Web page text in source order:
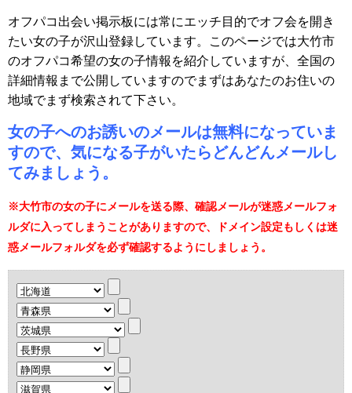
オフパコ出会い掲示板には常にエッチ目的でオフ会を開き
たい女の子が沢山登録しています。このページでは大竹市
のオフパコ希望の女の子情報を紹介していますが、全国の
詳細情報まで公開していますのでまずはあなたのお住いの
地域でまず検索されて下さい。
女の子へのお誘いのメールは無料になっていま
すので、気になる子がいたらどんどんメールし
てみましょう。
※大竹市の女の子にメールを送る際、確認メールが迷惑メールフォ
ルダに入ってしまうことがありますので、ドメイン設定もしくは迷
惑メールフォルダを必ず確認するようにしましょう。